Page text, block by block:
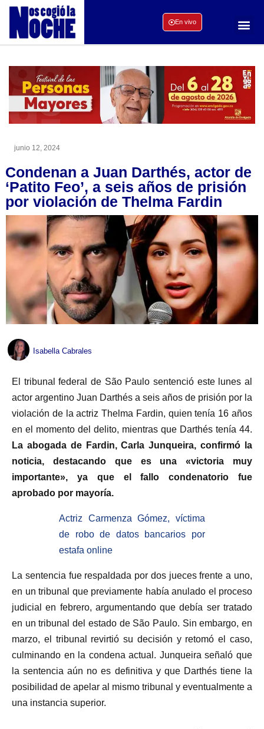
En vivo
junio 12, 2024
Condenan a Juan Darthés, actor de
‘Patito Feo’, a seis años de prisión
por violación de Thelma Fardin
Isabella Cabrales
El tribunal federal de São Paulo sentenció este lunes al
actor argentino Juan Darthés a seis años de prisión por la
violación de la actriz Thelma Fardin, quien tenía 16 años
en el momento del delito, mientras que Darthés tenía 44.
La abogada de Fardin, Carla Junqueira, confirmó la
noticia, destacando que es una «victoria muy
importante», ya que el fallo condenatorio fue
aprobado por mayoría.
Actriz Carmenza Gómez, víctima
de robo de datos bancarios por
estafa online
La sentencia fue respaldada por dos jueces frente a uno,
en un tribunal que previamente había anulado el proceso
judicial en febrero, argumentando que debía ser tratado
en un tribunal del estado de São Paulo. Sin embargo, en
marzo, el tribunal revirtió su decisión y retomó el caso,
culminando en la condena actual. Junqueira señaló que
la sentencia aún no es definitiva y que Darthés tiene la
posibilidad de apelar al mismo tribunal y eventualmente a
una instancia superior.